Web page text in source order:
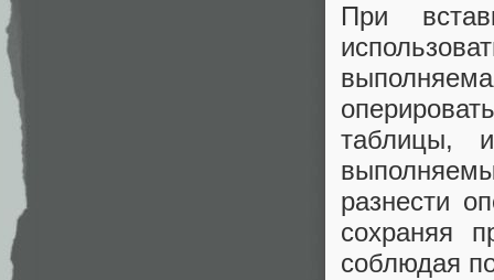
При
таблицы,
разнести
сохраняя
соблюдая